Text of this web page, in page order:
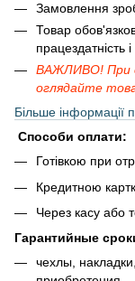
Замовлення
Товар
працездатність
ВАЖЛИВО! При
оглядайте
Більше інформації
Способи оплати:
Готівкою при
Кредитною
Через касу або
Гарантийные
чехлы,